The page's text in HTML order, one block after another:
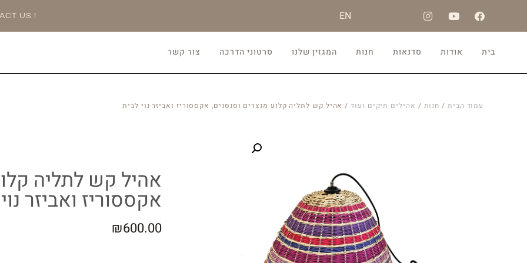
EN
US !
בית אודות סדנאות חנות המגזין שלנו סרטוני הדרכה צור קשר
עמוד הבית / חנות / אהילים תיקים ועוד/ אהיל קש לתליה קלוע מנצרים וסנסנים, אקססוריז ואביזר נוי לבית
אהיל קש לתליה
אקססוריז ואביזר
₪600.00